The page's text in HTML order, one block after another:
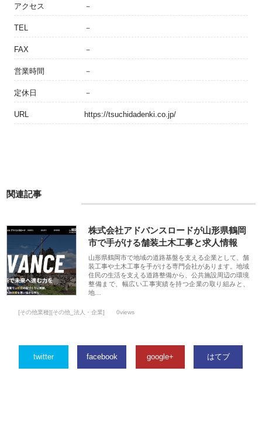
アクセス －
TEL －
FAX －
営業時間 －
定休日 －
URL https://tsuchidadenki.co.jp/
関連記事
株式会社アドバンスロードが山形県鶴岡
市で手がける舗装土木工事と求人情報
山形県鶴岡市で地域の道路基盤を支える企業として、舗
装工事や土木工事を手がける専門会社があります。地域
住民の生活を支える道路整備から、公共施設周辺の環境
整備まで、幅広い工事実績を持つ企業の取り組みと、
地…
[その他業種][その他_法人・企業] 0views
twitter facebook google+ はてブ